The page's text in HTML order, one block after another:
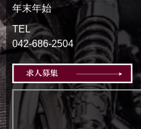
年末年始
TEL
042-686-2504